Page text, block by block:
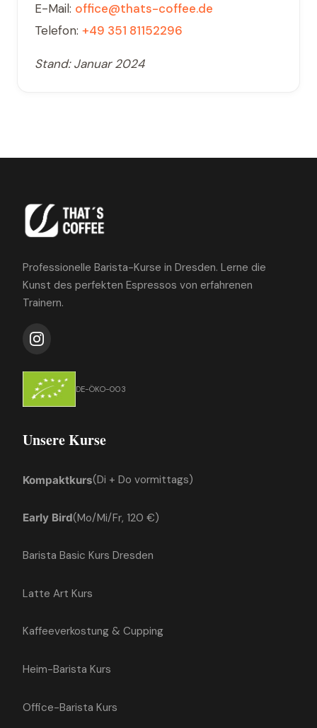
E-Mail: office@thats-coffee.de
Telefon: +49 351 81152296
Stand: Januar 2024
Professionelle Barista-Kurse in Dresden. Lerne die
Kunst des perfekten Espressos von erfahrenen
Trainern.
DE-ÖKO-003
Unsere Kurse
Kompaktkurs(Di + Do vormittags)
Early Bird(Mo/Mi/Fr, 120 €)
Barista Basic Kurs Dresden
Latte Art Kurs
Kaffeeverkostung & Cupping
Heim-Barista Kurs
Office-Barista Kurs